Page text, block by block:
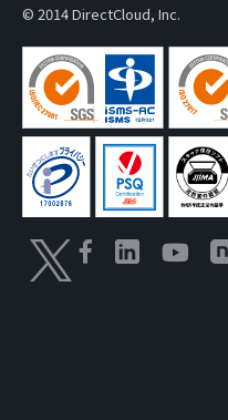
© 2014 DirectCloud, Inc.